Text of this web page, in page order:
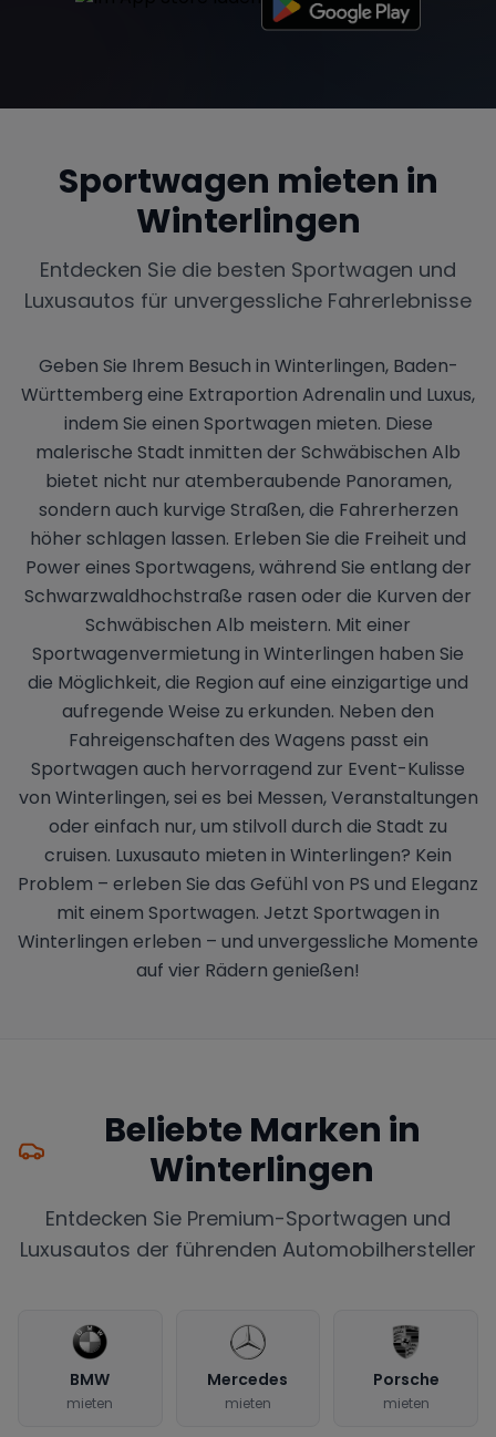
Sportwagen mieten in
Winterlingen
Entdecken Sie die besten Sportwagen und
Luxusautos für unvergessliche Fahrerlebnisse
Geben Sie Ihrem Besuch in Winterlingen, Baden-
Württemberg eine Extraportion Adrenalin und Luxus,
indem Sie einen Sportwagen mieten. Diese
malerische Stadt inmitten der Schwäbischen Alb
bietet nicht nur atemberaubende Panoramen,
sondern auch kurvige Straßen, die Fahrerherzen
höher schlagen lassen. Erleben Sie die Freiheit und
Power eines Sportwagens, während Sie entlang der
Schwarzwaldhochstraße rasen oder die Kurven der
Schwäbischen Alb meistern. Mit einer
Sportwagenvermietung in Winterlingen haben Sie
die Möglichkeit, die Region auf eine einzigartige und
aufregende Weise zu erkunden. Neben den
Fahreigenschaften des Wagens passt ein
Sportwagen auch hervorragend zur Event-Kulisse
von Winterlingen, sei es bei Messen, Veranstaltungen
oder einfach nur, um stilvoll durch die Stadt zu
cruisen. Luxusauto mieten in Winterlingen? Kein
Problem – erleben Sie das Gefühl von PS und Eleganz
mit einem Sportwagen. Jetzt Sportwagen in
Winterlingen erleben – und unvergessliche Momente
auf vier Rädern genießen!
Beliebte Marken in
Winterlingen
Entdecken Sie Premium-Sportwagen und
Luxusautos der führenden Automobilhersteller
BMW
mieten
Mercedes
mieten
Porsche
mieten